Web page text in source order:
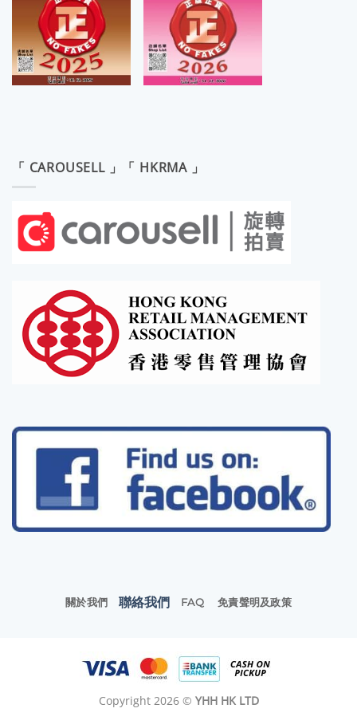
「 CAROUSELL 」「 HKRMA 」
關於我們 聯絡我們 FAQ 免責聲明及政策
Copyright 2026 © YHH HK LTD